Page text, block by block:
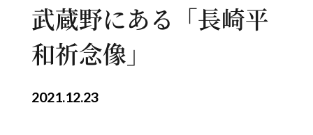
武蔵野にある「長崎平
和祈念像」
2021.12.23